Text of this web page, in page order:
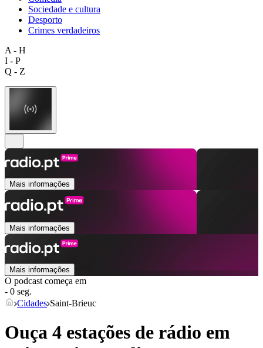
Sociedade e cultura
Desporto
Crimes verdadeiros
A - H
I - P
Q - Z
Mais informações
Mais informações
Mais informações
O podcast começa em
- 0 seg.
Cidades Saint-Brieuc
Ouça 4 estações de rádio em